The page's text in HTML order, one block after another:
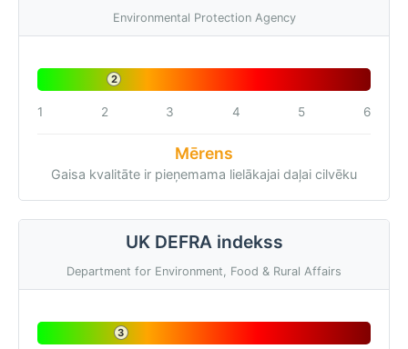
Environmental Protection Agency
2
1 2 3 4 5 6
Mērens
Gaisa kvalitāte ir pieņemama lielākajai daļai cilvēku
UK DEFRA indekss
Department for Environment, Food & Rural Affairs
3